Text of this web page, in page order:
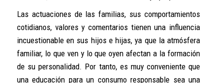
Las actuaciones de las familias, sus comportamientos
cotidianos, valores y comentarios tienen una influencia
incuestionable en sus hijos e hijas, ya que la atmósfera
familiar, lo que ven y lo que oyen afectan a la formación
de su personalidad. Por tanto, es muy conveniente que
una educación para un consumo responsable sea una